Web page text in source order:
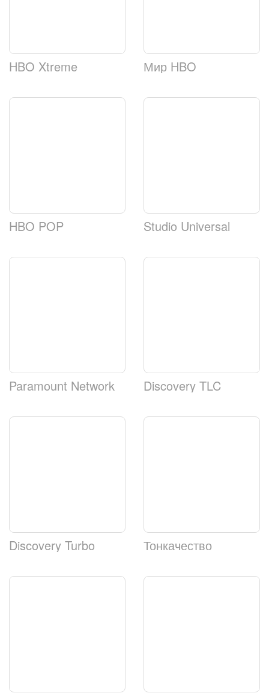
HBO Xtreme Мир HBO
HBO POP Studio Universal
Paramount Network Discovery TLC
Discovery Turbo Тонкачество